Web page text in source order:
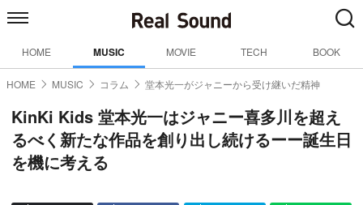
HOME MUSIC MOVIE TECH BOOK
HOME MUSIC コラム 堂本光一がジャニーから受け継いだ精神
KinKi Kids 堂本光一はジャニー喜多川を超え
るべく新たな作品を創り出し続けるーー誕生日
を機に考える